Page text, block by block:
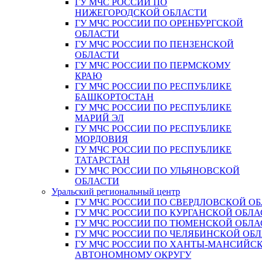
ГУ МЧС РОССИИ ПО
НИЖЕГОРОДСКОЙ ОБЛАСТИ
ГУ МЧС РОССИИ ПО ОРЕНБУРГСКОЙ
ОБЛАСТИ
ГУ МЧС РОССИИ ПО ПЕНЗЕНСКОЙ
ОБЛАСТИ
ГУ МЧС РОССИИ ПО ПЕРМСКОМУ
КРАЮ
ГУ МЧС РОССИИ ПО РЕСПУБЛИКЕ
БАШКОРТОСТАН
ГУ МЧС РОССИИ ПО РЕСПУБЛИКЕ
МАРИЙ ЭЛ
ГУ МЧС РОССИИ ПО РЕСПУБЛИКЕ
МОРДОВИЯ
ГУ МЧС РОССИИ ПО РЕСПУБЛИКЕ
ТАТАРСТАН
ГУ МЧС РОССИИ ПО УЛЬЯНОВСКОЙ
ОБЛАСТИ
Уральский региональный центр
ГУ МЧС РОССИИ ПО СВЕРДЛОВСКОЙ
ГУ МЧС РОССИИ ПО КУРГАНСКОЙ
ГУ МЧС РОССИИ ПО ТЮМЕНСКОЙ
ГУ МЧС РОССИИ ПО ЧЕЛЯБИНСКОЙ
ГУ МЧС РОССИИ ПО ХАНТЫ-
АВТОНОМНОМУ ОКРУГУ